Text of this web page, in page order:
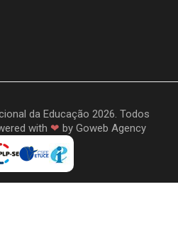
da Educação 2026. Todos
with ❤ by Goweb Agency